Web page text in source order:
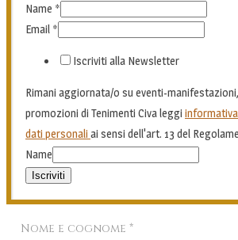
Name *
Email *
Iscriviti alla Newsletter
Rimani aggiornata/o su eventi-
promozioni di Tenimenti Civa leggi
dati personali ai sensi dell'art. 13 del
Name
Iscriviti
Nome e cognome *